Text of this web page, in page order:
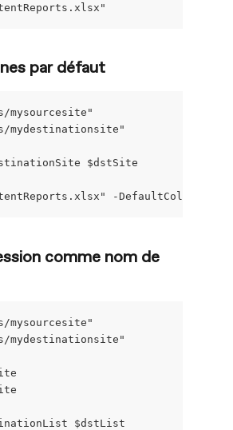
par défaut
mydestinationsite"
$dstSite
-DefaultColumns
comme nom de
mydestinationsite"
$dstList